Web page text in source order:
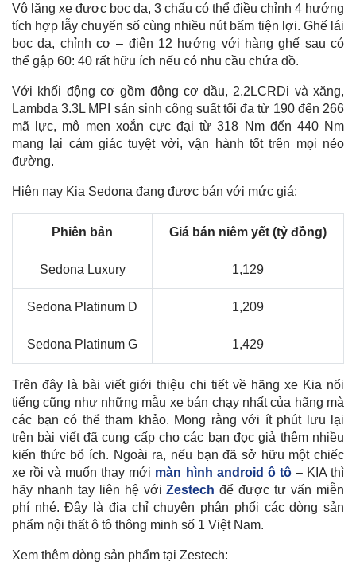
Vô lăng xe được bọc da, 3 chấu có thể điều chỉnh 4 hướng
tích hợp lẫy chuyển số cùng nhiều nút bấm tiện lợi. Ghế lái
bọc da, chỉnh cơ – điện 12 hướng với hàng ghế sau có
thể gập 60: 40 rất hữu ích nếu có nhu cầu chứa đồ.
Với khối động cơ gồm động cơ dầu, 2.2LCRDi và xăng,
Lambda 3.3L MPI sản sinh công suất tối đa từ 190 đến 266
mã lực, mô men xoắn cực đại từ 318 Nm đến 440 Nm
mang lại cảm giác tuyệt vời, vận hành tốt trên mọi nẻo
đường.
Hiện nay Kia Sedona đang được bán với mức giá:
Phiên bản Giá bán niêm yết (tỷ đồng)
Sedona Luxury 1,129
Sedona Platinum D 1,209
Sedona Platinum G 1,429
Trên đây là bài viết giới thiệu chi tiết về hãng xe Kia nổi
tiếng cũng như những mẫu xe bán chạy nhất của hãng mà
các bạn có thể tham khảo. Mong rằng với ít phút lưu lại
trên bài viết đã cung cấp cho các bạn đọc giả thêm nhiều
kiến thức bổ ích. Ngoài ra, nếu bạn đã sở hữu một chiếc
xe rồi và muốn thay mới màn hình android ô tô– KIA thì
hãy nhanh tay liên hệ vớiZestech để được tư vấn miễn
phí nhé. Đây là địa chỉ chuyên phân phối các dòng sản
phẩm nội thất ô tô thông minh số 1 Việt Nam.
Xem thêm dòng sản phẩm tại Zestech: